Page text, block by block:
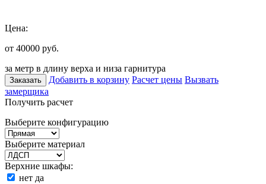
Цена:
от 40000 руб.
за метр в длину верха и низа гарнитура
Заказать Добавить в корзину Расчет цены Вызвать
замерщика
Получить расчет
Выберите конфигурацию
Выберите материал
Верхние шкафы:
нет да